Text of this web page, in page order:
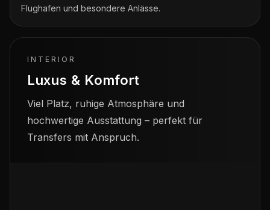
Flughafen und besondere Anlässe.
INTERIOR
Luxus & Komfort
Viel Platz, ruhige Atmosphäre und
hochwertige Ausstattung – perfekt für
Transfers mit Anspruch.